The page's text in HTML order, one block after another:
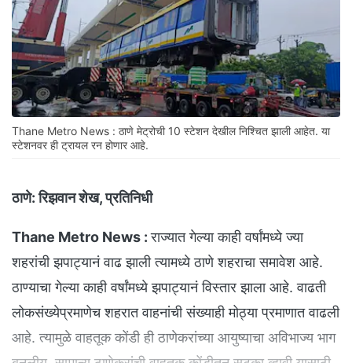
Thane Metro News : ठाणे मेट्रोची 10 स्टेशन देखील निश्चित झाली आहेत. या
स्टेशनवर ही ट्रायल रन होणार आहे.
ठाणे: रिझवान शेख, प्रतिनिधी
Thane Metro News :राज्यात गेल्या काही वर्षांमध्ये ज्या
शहरांची झपाट्यानं वाढ झाली त्यामध्ये ठाणे शहराचा समावेश आहे.
ठाण्याचा गेल्या काही वर्षांमध्ये झपाट्यानं विस्तार झाला आहे. वाढती
लोकसंख्येप्रमाणेच शहरात वाहनांची संख्याही मोठ्या प्रमाणात वाढली
आहे. त्यामुळे वाहतूक कोंडी ही ठाणेकरांच्या आयुष्याचा अविभाज्य भाग